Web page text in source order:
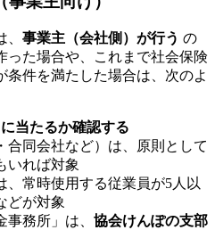
事業主（会社側）が行う の
った場合や、これまで社会保険
条件を満たした場合は、次のよ
当たるか確認する
合同会社など）は、原則として
いれば対象
、常時使用する従業員が5人以
どが対象
事務所」は、 協会けんぽの支部